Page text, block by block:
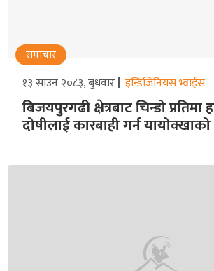
समाचार
१३ साउन २०८३, बुधवार इन्डिजिनियस भ्वाईस
बिजयपुरगढी क्षेत्रबाट चिन्डो प्रतिमा
दोषीलाई कारबाही गर्न